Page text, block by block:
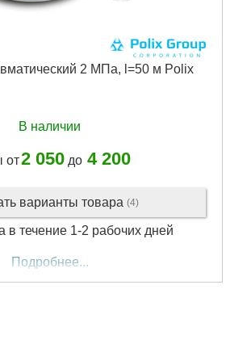
2 МПа, l=50 м Polix
В наличии
от2 050до 4 200
варианты товара (4)
в течение 1-2 рабочих дней
Подробнее...